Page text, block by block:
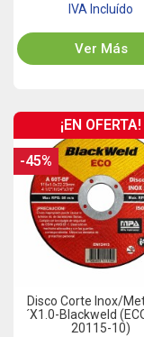
IVA Incluído
Ver Más
Disco Corte Inox/
´x1.0-Blackweld
20115-10)
¡EN OFERTA!
-45%